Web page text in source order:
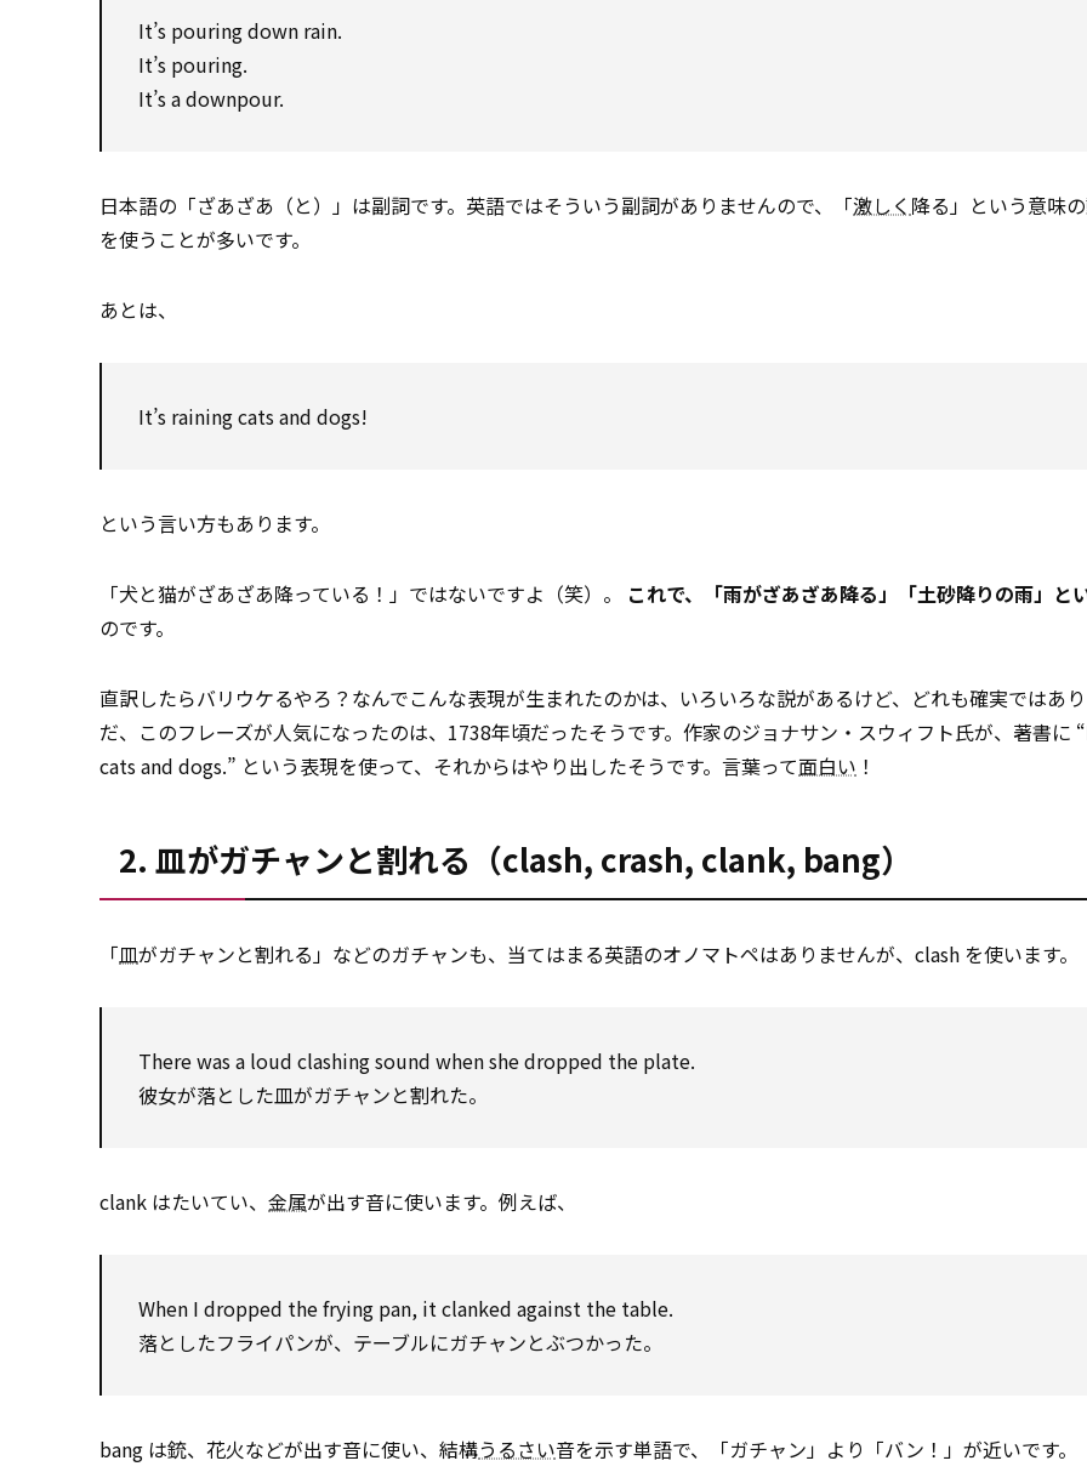
It’s pouring down rain.
It’s pouring.
It’s a downpour.
日本語の「ざあざあ（と）」は副詞です。英語ではそういう副詞がありませんので、「激しく 降る」という意味
を使うことが多いです。
あとは、
It’s raining cats and dogs!
という言い方もあります。
「犬と猫がざあざあ降っている！」ではないですよ（笑）。 これで、「雨がざあざあ降る」「土砂降りの雨」と
のです。
直訳したらバリウケるやろ？なんでこんな表現が生まれたのかは、いろいろな説があるけど、どれも確実ではあ
だ、このフレーズが人気になったのは、1738年頃だったそうです。作家のジョナサン・スウィフト氏が、著書
cats and dogs.” という表現を使って、それからはやり出したそうです。言葉って面白い ！
2. 皿がガチャンと割れる（clash, crash, clank, bang）
「皿がガチャンと割れる」などのガチャンも、当てはまる英語のオノマトペはありませんが、clash を使います。
There was a loud clashing sound when she dropped the plate.
彼女が落とした皿がガチャンと割れた。
clank はたいてい、 金属が出す音に使います。例えば、
When I dropped the frying pan, it clanked against the table.
落としたフライパンが、テーブルにガチャンとぶつかった。
bang は銃、花火などが出す音に使い、結構うるさい音を示す単語で、「ガチャン」より「バン！」が近いです。